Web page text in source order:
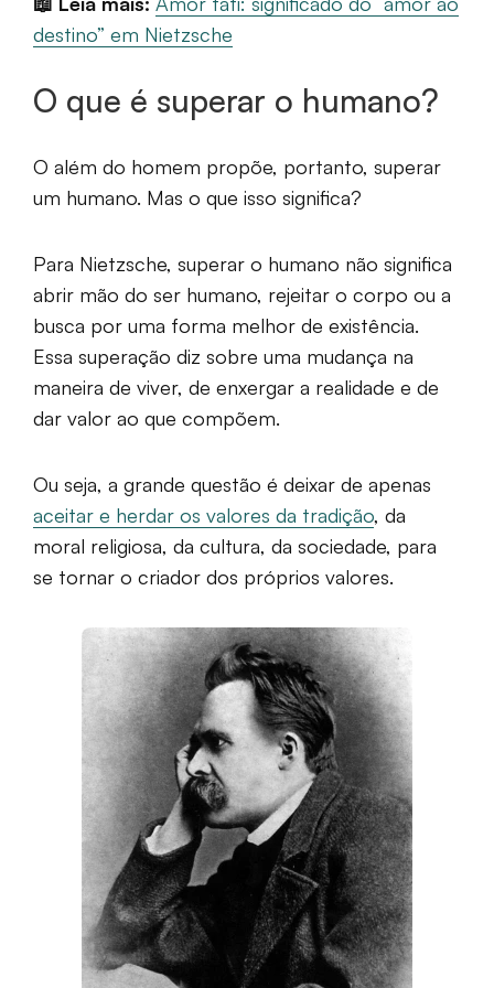
destino” em Nietzsche
O que é superar o humano?
O além do homem propõe, portanto, superar
um humano. Mas o que isso significa?
Para Nietzsche, superar o humano não significa
abrir mão do ser humano, rejeitar o corpo ou a
busca por uma forma melhor de existência.
Essa superação diz sobre uma mudança na
maneira de viver, de enxergar a realidade e de
dar valor ao que compõem.
Ou seja, a grande questão é deixar de apenas
aceitar e herdar os valores da tradição, da
moral religiosa, da cultura, da sociedade, para
se tornar o criador dos próprios valores.